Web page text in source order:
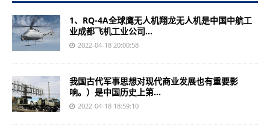
1、RQ-4A全球鹰无人机翔龙无人机是中国中航工
业成都飞机工业公司...
2022-04-18 20:00:58
我国古代军事思想对现代商业发展也有重要影
响。）是中国历史上第...
2022-04-18 18:59:10